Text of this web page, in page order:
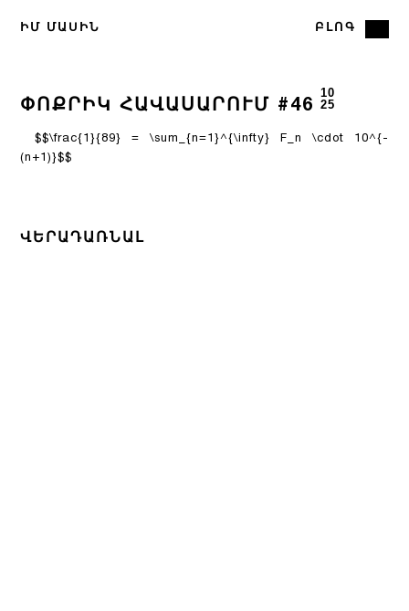
ԻՄ ՄԱՍԻՆ ԲԼՈԳ
ՓՈՔՐԻԿ ՀԱՎԱՍԱՐՈՒՄ #46
10
25
$$\frac{1}{89} = \sum_{n=1}^{\infty} F_n \cdot 10^{-
(n+1)}$$
ՎԵՐԱԴԱՌՆԱԼ